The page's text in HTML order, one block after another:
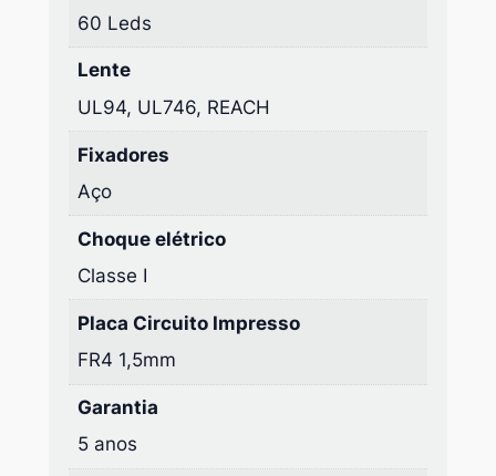
60 Leds
Lente
UL94, UL746, REACH
Fixadores
Aço
Choque elétrico
Classe I
Placa Circuito Impresso
FR4 1,5mm
Garantia
5 anos